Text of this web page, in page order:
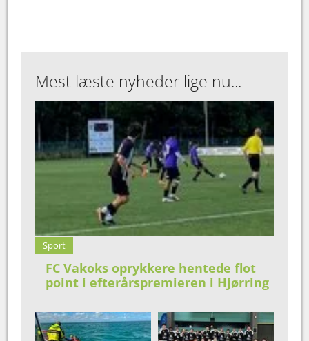
Mest læste nyheder lige nu...
Sport
FC Vakoks oprykkere hentede flot
point i efterårspremieren i Hjørring